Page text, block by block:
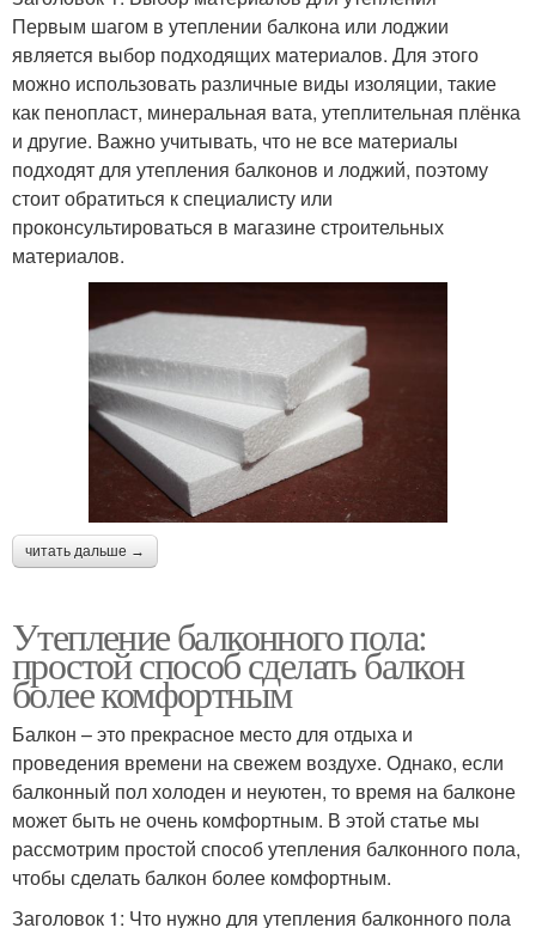
Первым шагом в утеплении балкона или лоджии
является выбор подходящих материалов. Для этого
можно использовать различные виды изоляции, такие
как пенопласт, минеральная вата, утеплительная плёнка
и другие. Важно учитывать, что не все материалы
подходят для утепления балконов и лоджий, поэтому
стоит обратиться к специалисту или
проконсультироваться в магазине строительных
материалов.
читать дальше →
Утепление балконного пола:
простой способ сделать балкон
более комфортным
Балкон – это прекрасное место для отдыха и
проведения времени на свежем воздухе. Однако, если
балконный пол холоден и неуютен, то время на балконе
может быть не очень комфортным. В этой статье мы
рассмотрим простой способ утепления балконного пола,
чтобы сделать балкон более комфортным.
Заголовок 1: Что нужно для утепления балконного пола